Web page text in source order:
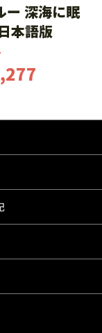
ー 深海に眠
本語版